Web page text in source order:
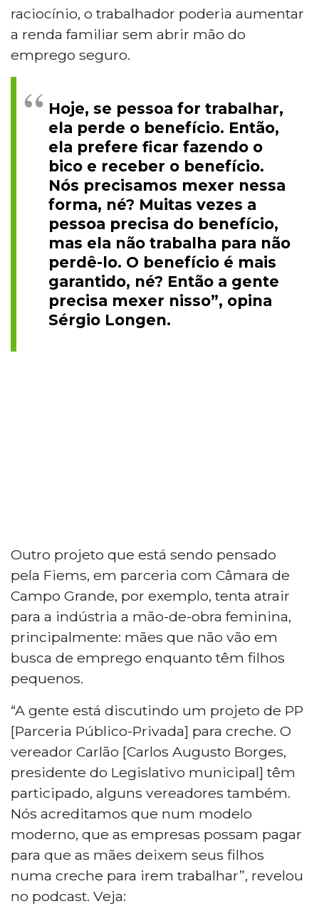
raciocínio, o trabalhador poderia aumentar
a renda familiar sem abrir mão do
emprego seguro.
Hoje, se pessoa for trabalhar,
ela perde o benefício. Então,
ela prefere ficar fazendo o
bico e receber o benefício.
Nós precisamos mexer nessa
forma, né? Muitas vezes a
pessoa precisa do benefício,
mas ela não trabalha para não
perdê-lo. O benefício é mais
garantido, né? Então a gente
precisa mexer nisso”, opina
Sérgio Longen.
Outro projeto que está sendo pensado
pela Fiems, em parceria com Câmara de
Campo Grande, por exemplo, tenta atrair
para a indústria a mão-de-obra feminina,
principalmente: mães que não vão em
busca de emprego enquanto têm filhos
pequenos.
“A gente está discutindo um projeto de PP
[Parceria Público-Privada] para creche. O
vereador Carlão [Carlos Augusto Borges,
presidente do Legislativo municipal] têm
participado, alguns vereadores também.
Nós acreditamos que num modelo
moderno, que as empresas possam pagar
para que as mães deixem seus filhos
numa creche para irem trabalhar”, revelou
no podcast. Veja: